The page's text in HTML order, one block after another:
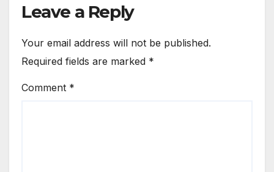
Leave a Reply
Your email address will not be published.
Required fields are marked *
Comment *